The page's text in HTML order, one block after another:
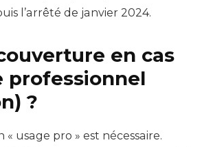
l’arrêté de janvier 2024.
en cas
professionnel
?
« usage pro » est nécessaire.